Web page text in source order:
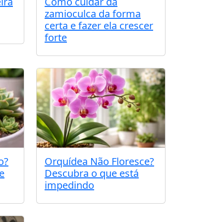
zamioculca da forma
certa e fazer ela crescer
forte
Orquídea Não Floresce?
Descubra o que está
impedindo